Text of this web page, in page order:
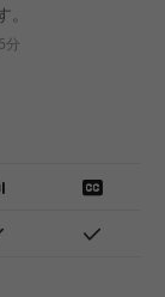
分